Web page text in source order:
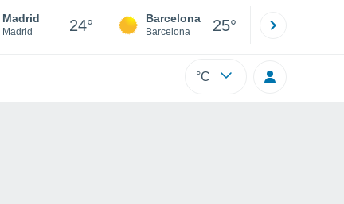
Madrid
Madrid 24° Barcelona
Barcelona 25°
°C